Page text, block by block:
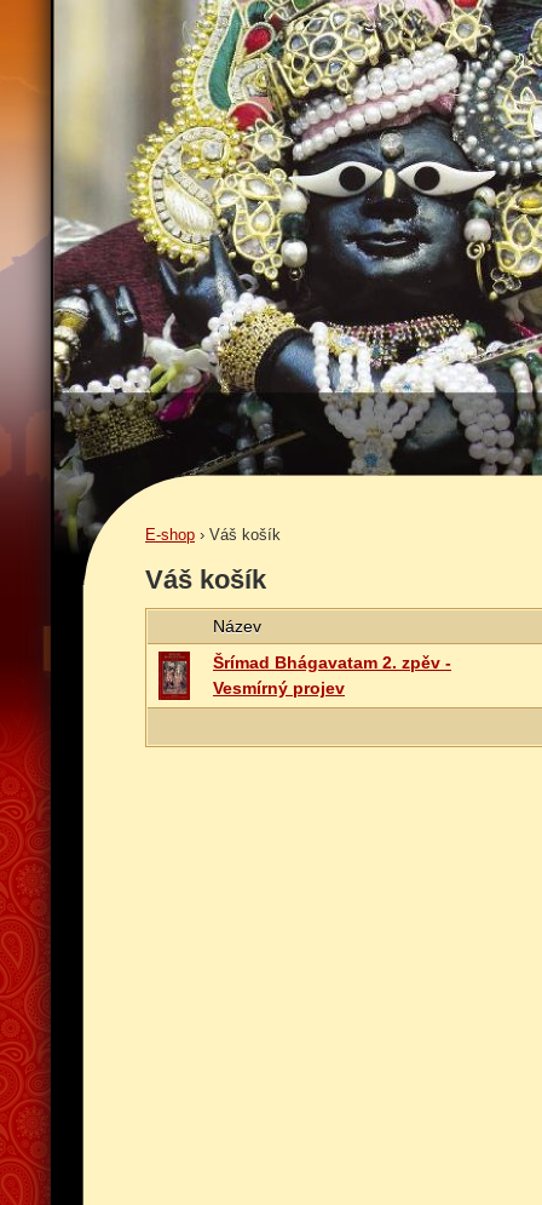
E-shop › Váš košík
Váš košík
Název
Šrímad Bhágavatam 2. zpěv -
Vesmírný projev